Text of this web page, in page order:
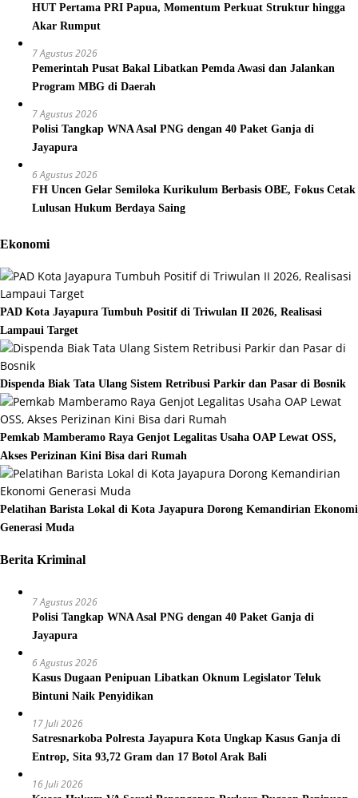
HUT Pertama PRI Papua, Momentum Perkuat Struktur hingga
Akar Rumput
7 Agustus 2026
Pemerintah Pusat Bakal Libatkan Pemda Awasi dan Jalankan
Program MBG di Daerah
7 Agustus 2026
Polisi Tangkap WNA Asal PNG dengan 40 Paket Ganja di
Jayapura
6 Agustus 2026
FH Uncen Gelar Semiloka Kurikulum Berbasis OBE, Fokus Cetak
Lulusan Hukum Berdaya Saing
Ekonomi
PAD Kota Jayapura Tumbuh Positif di Triwulan II 2026, Realisasi
Lampaui Target
Dispenda Biak Tata Ulang Sistem Retribusi Parkir dan Pasar di Bosnik
Pemkab Mamberamo Raya Genjot Legalitas Usaha OAP Lewat OSS,
Akses Perizinan Kini Bisa dari Rumah
Pelatihan Barista Lokal di Kota Jayapura Dorong Kemandirian Ekonomi
Generasi Muda
Berita Kriminal
7 Agustus 2026
Polisi Tangkap WNA Asal PNG dengan 40 Paket Ganja di
Jayapura
6 Agustus 2026
Kasus Dugaan Penipuan Libatkan Oknum Legislator Teluk
Bintuni Naik Penyidikan
17 Juli 2026
Satresnarkoba Polresta Jayapura Kota Ungkap Kasus Ganja di
Entrop, Sita 93,72 Gram dan 17 Botol Arak Bali
16 Juli 2026